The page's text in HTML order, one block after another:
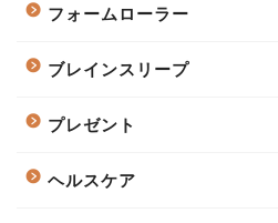
フォームローラー
ブレインスリープ
プレゼント
ヘルスケア